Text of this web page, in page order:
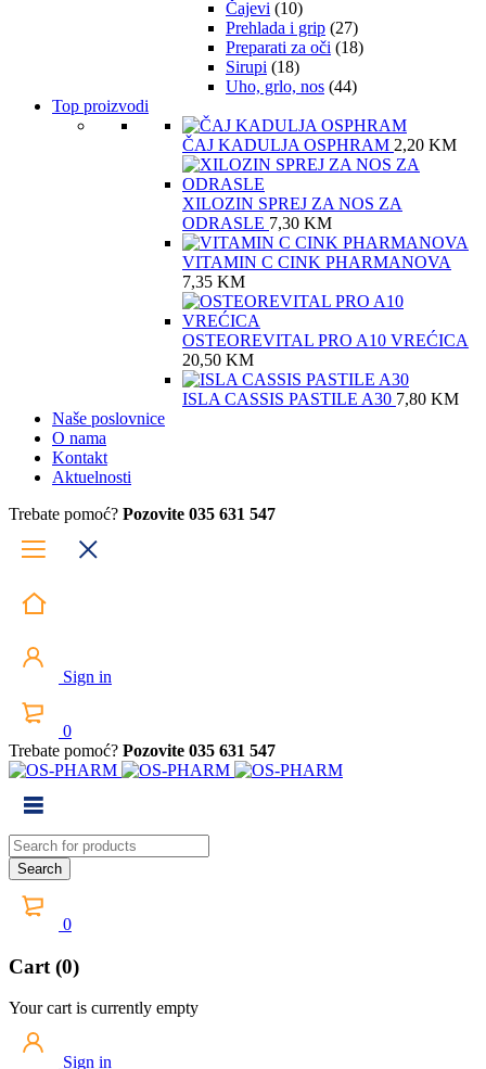
Čajevi (10)
Prehlada i grip (27)
Preparati za oči (18)
Sirupi (18)
Uho, grlo, nos (44)
Top proizvodi
ČAJ KADULJA OSPHRAM 2,20 KM
XILOZIN SPREJ ZA NOS ZA
ODRASLE 7,30 KM
VITAMIN C CINK PHARMANOVA
7,35 KM
OSTEOREVITAL PRO A10 VREĆICA
20,50 KM
ISLA CASSIS PASTILE A30 7,80 KM
Naše poslovnice
O nama
Kontakt
Aktuelnosti
Trebate pomoć? Pozovite 035 631 547
Sign in
0
Trebate pomoć? Pozovite 035 631 547
0
Cart (0)
Your cart is currently empty
Sign in